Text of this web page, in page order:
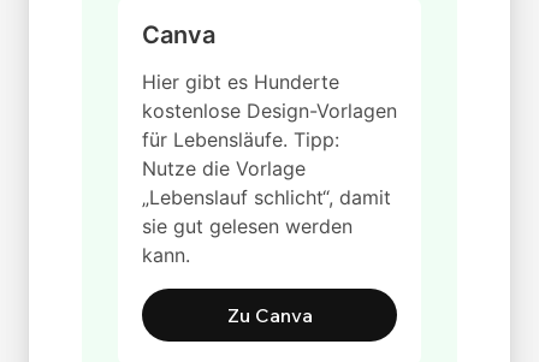
Canva
Hier gibt es Hunderte
kostenlose Design-Vorlagen
für Lebensläufe. Tipp:
Nutze die Vorlage
„Lebenslauf schlicht“, damit
sie gut gelesen werden
kann.
Zu Canva